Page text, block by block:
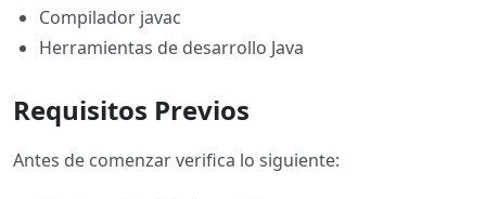
Compilador javac
Herramientas de desarrollo Java
Requisitos Previos
Antes de comenzar verifica lo siguiente: